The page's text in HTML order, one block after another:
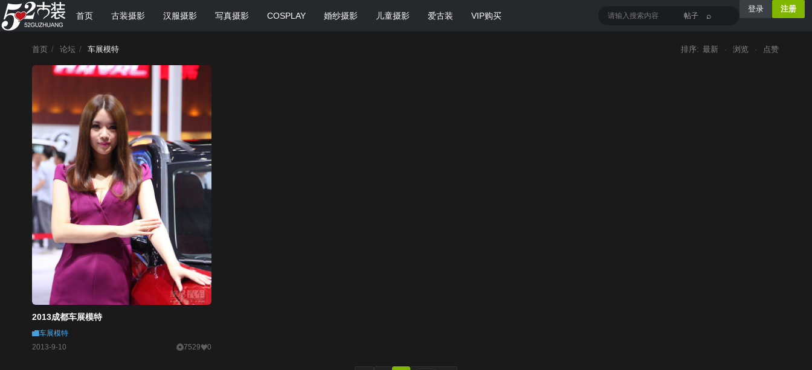
首页 古装摄影 汉服摄影 写真摄影 COSPLAY 婚纱摄影 儿童摄影 爱古装 VIP购买 帖子 ⌕
登录 注册
首页 / 论坛 / 车展模特 排序: 最新 · 浏览 · 点赞
2013成都车展模特
车展模特
2013-9-10
7529 0